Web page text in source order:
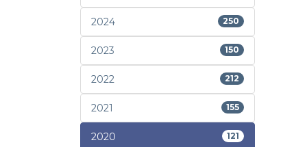
2024 250
2023 150
2022 212
2021 155
2020 121